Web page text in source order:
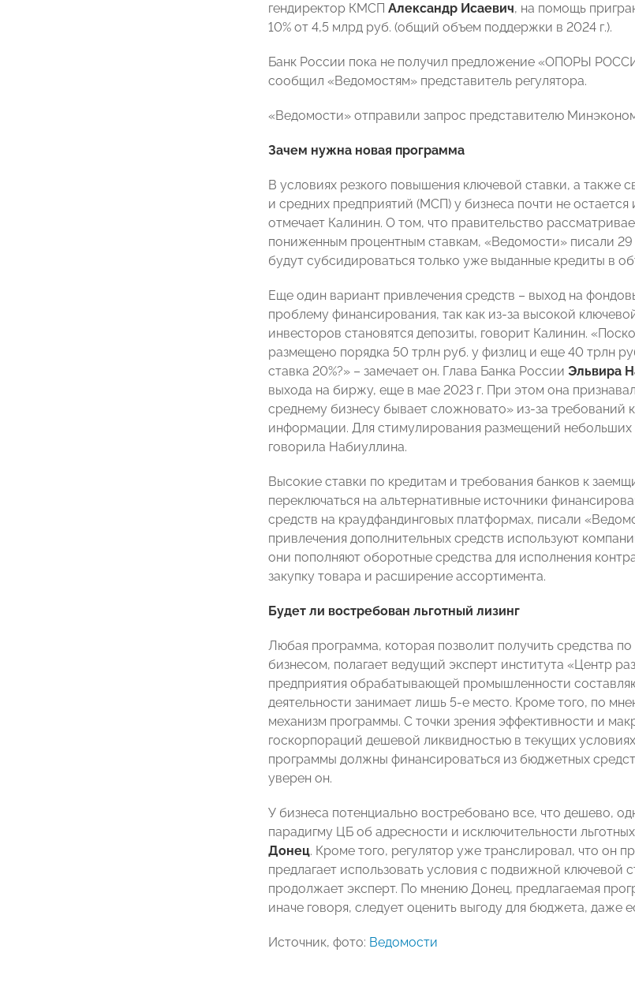
гендиректор КМСП Александр Исаевич, на помощь
10% от 4,5 млрд руб. (общий объем поддержки в 2024 г.).
Банк России пока не получил предложение «ОПОРЫ
сообщил «Ведомостям» представитель регулятора.
«Ведомости» отправили запрос представителю
Зачем нужна новая программа
В условиях резкого повышения ключевой ставки, а также
и средних предприятий (МСП) у бизнеса почти не
отмечает Калинин. О том, что правительство
пониженным процентным ставкам, «Ведомости» писали
будут субсидироваться только уже выданные кредиты в
Еще один вариант привлечения средств – выход на
проблему финансирования, так как из-за высокой
инвесторов становятся депозиты, говорит Калинин.
размещено порядка 50 трлн руб. у физлиц и еще 40 трлн
ставка 20%?» – замечает он. Глава Банка России Эльвира
выхода на биржу, еще в мае 2023 г. При этом она
среднему бизнесу бывает сложновато» из-за требований
информации. Для стимулирования размещений
говорила Набиуллина.
Высокие ставки по кредитам и требования банков к
переключаться на альтернативные источники
средств на краудфандинговых платформах, писали
привлечения дополнительных средств используют
они пополняют оборотные средства для исполнения
закупку товара и расширение ассортимента.
Будет ли востребован льготный лизинг
Любая программа, которая позволит получить средства
бизнесом, полагает ведущий эксперт института «Центр
предприятия обрабатывающей промышленности
деятельности занимает лишь 5-е место. Кроме того, по
механизм программы. С точки зрения эффективности и
госкорпораций дешевой ликвидностью в текущих
программы должны финансироваться из бюджетных
уверен он.
У бизнеса потенциально востребовано все, что дешево,
парадигму ЦБ об адресности и исключительности
Донец. Кроме того, регулятор уже транслировал, что он
предлагает использовать условия с подвижной ключевой
продолжает эксперт. По мнению Донец, предлагаемая
иначе говоря, следует оценить выгоду для бюджета, даже
Источник, фото: Ведомости